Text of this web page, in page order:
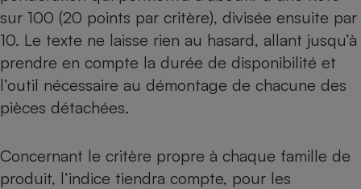
sur 100 (20 points par critère), divisée ensuite par
10. Le texte ne laisse rien au hasard, allant jusqu’à
prendre en compte la durée de disponibilité et
l’outil nécessaire au démontage de chacune des
pièces détachées.
Concernant le critère propre à chaque famille de
produit, l’indice tiendra compte, pour les